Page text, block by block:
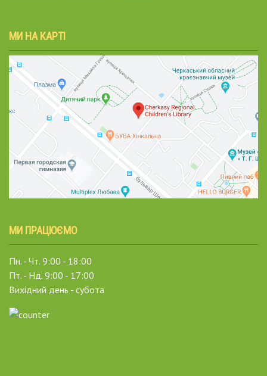
МИ НА КАРТІ
МИ ПРАЦЮЄМО
Пн. - Чт. 9:00 - 18:00
Пт. - Нд. 9:00 - 17:00
Вихідний день - субота